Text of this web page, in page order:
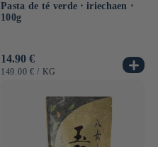
Pasta de té verde ⋅ iriechaen ⋅
100g
Precio
habitual
14.90 €
PRECIO
149.00 € / POR
KG